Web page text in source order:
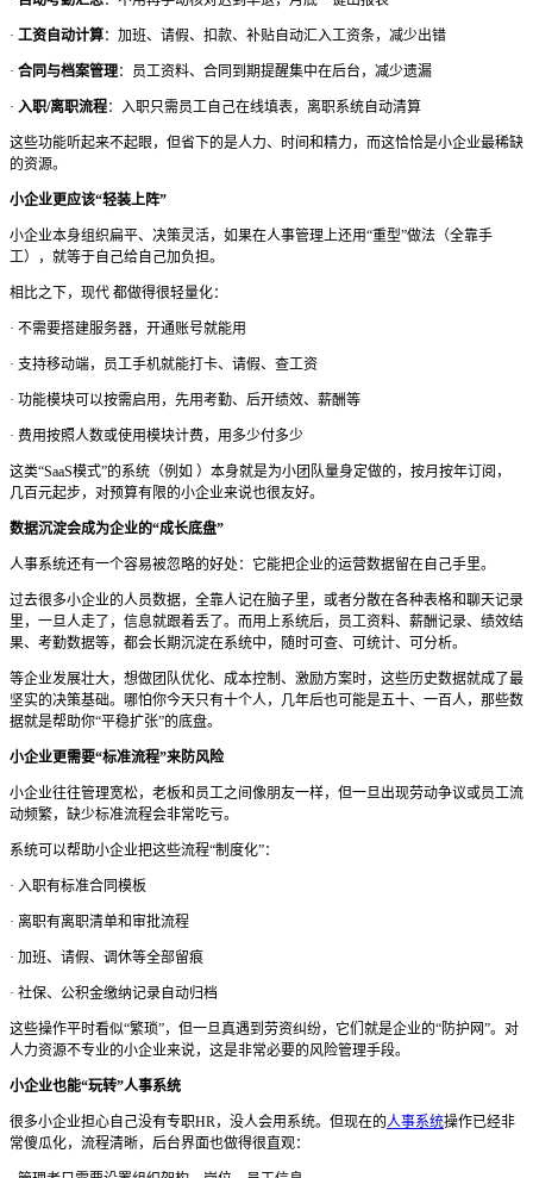
· 工资自动计算：加班、请假、扣款、补贴自动汇入工资条，减少出错
· 合同与档案管理：员工资料、合同到期提醒集中在后台，减少遗漏
· 入职/离职流程：入职只需员工自己在线填表，离职系统自动清算
这些功能听起来不起眼，但省下的是人力、时间和精力，而这恰恰是小企业最稀缺
的资源。
小企业更应该“轻装上阵”
小企业本身组织扁平、决策灵活，如果在人事管理上还用“重型”做法（全靠手
工），就等于自己给自己加负担。
相比之下，现代 都做得很轻量化：
· 不需要搭建服务器，开通账号就能用
· 支持移动端，员工手机就能打卡、请假、查工资
· 功能模块可以按需启用，先用考勤、后开绩效、薪酬等
· 费用按照人数或使用模块计费，用多少付多少
这类“SaaS模式”的系统（例如 ）本身就是为小团队量身定做的，按月按年订阅，
几百元起步，对预算有限的小企业来说也很友好。
数据沉淀会成为企业的“成长底盘”
人事系统还有一个容易被忽略的好处：它能把企业的运营数据留在自己手里。
过去很多小企业的人员数据，全靠人记在脑子里，或者分散在各种表格和聊天记录
里，一旦人走了，信息就跟着丢了。 而用上系统后，员工资料、薪酬记录、绩效结
果、考勤数据等，都会长期沉淀在系统中，随时可查、可统计、可分析。
等企业发展壮大，想做团队优化、成本控制、激励方案时，这些历史数据就成了最
坚实的决策基础。 哪怕你今天只有十个人，几年后也可能是五十、一百人，那些数
据就是帮助你“平稳扩张”的底盘。
小企业更需要“标准流程”来防风险
小企业往往管理宽松，老板和员工之间像朋友一样，但一旦出现劳动争议或员工流
动频繁，缺少标准流程会非常吃亏。
系统可以帮助小企业把这些流程“制度化”：
· 入职有标准合同模板
· 离职有离职清单和审批流程
· 加班、请假、调休等全部留痕
· 社保、公积金缴纳记录自动归档
这些操作平时看似“繁琐”，但一旦真遇到劳资纠纷，它们就是企业的“防护网”。对
人力资源不专业的小企业来说，这是非常必要的风险管理手段。
小企业也能“玩转”人事系统
很多小企业担心自己没有专职HR，没人会用系统。 但现在的人事系统操作已经非
常傻瓜化，流程清晰，后台界面也做得很直观：